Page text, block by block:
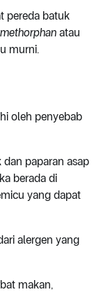
pereda batuk
atau
murni.
oleh penyebab
paparan asap
berada di
yang dapat
alergen yang
makan,